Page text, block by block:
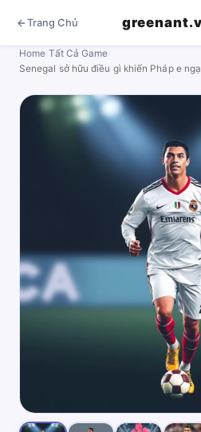
Trang Chủ
Home ›Tất Cả Game
Senegal sở hữu điều gì khiến Pháp e